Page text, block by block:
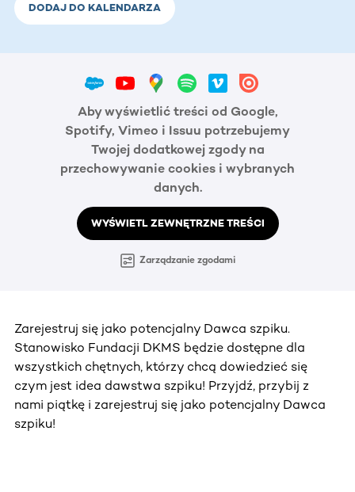
DODAJ DO KALENDARZA
Aby wyświetlić treści od Google,
Spotify, Vimeo i Issuu potrzebujemy
Twojej dodatkowej zgody na
przechowywanie cookies i wybranych
danych.
WYŚWIETL ZEWNĘTRZNE TREŚCI
Zarządzanie zgodami
Zarejestruj się jako potencjalny Dawca szpiku.
Stanowisko Fundacji DKMS będzie dostępne dla
wszystkich chętnych, którzy chcą dowiedzieć się
czym jest idea dawstwa szpiku! Przyjdź, przybij z
nami piątkę i zarejestruj się jako potencjalny Dawca
szpiku!